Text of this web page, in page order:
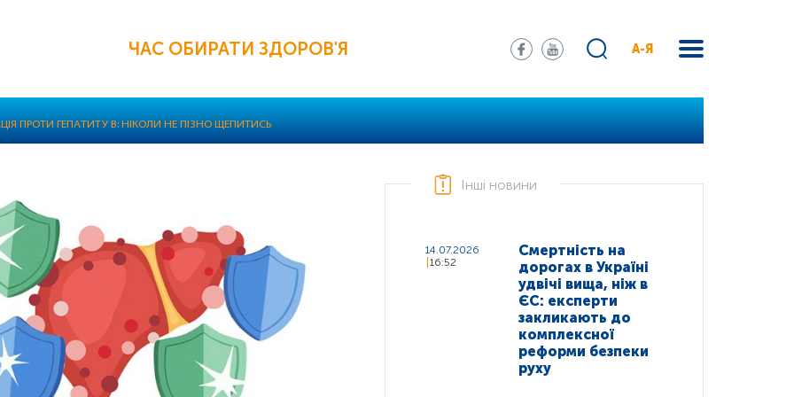
ЧАС ОБИРАТИ ЗДОРОВ'Я А-Я
ПРОТИ ГЕПАТИТУ В: НІКОЛИ НЕ ПІЗНО ЩЕПИТИСЬ
Інші новини
14.07.2026
16:52
Смертність на
дорогах в Україні
удвічі вища, ніж в
ЄС: експерти
закликають до
комплексної
реформи безпеки
руху